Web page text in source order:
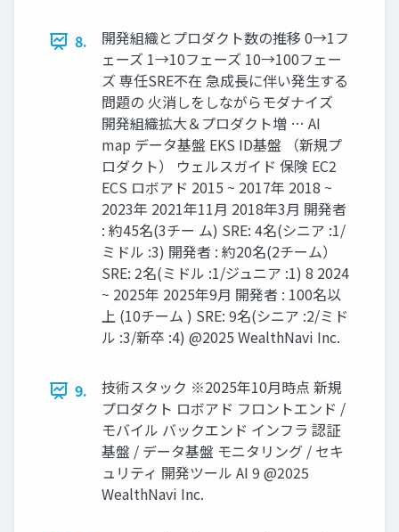
8.
開発組織とプロダクト数の推移 0→1フ
ェーズ 1→10フェーズ 10→100フェー
ズ 専任SRE不在 急成⻑に伴い発⽣する
問題の ⽕消しをしながらモダナイズ
開発組織拡大＆プロダクト増 … AI
map データ基盤 EKS ID基盤 （新規プ
ロダクト） ウェルスガイド 保険 EC2
ECS ロボアド 2015 ~ 2017年 2018 ~
2023年 2021年11月 2018年3月 開発者
: 約45名(3チー ム) SRE: 4名(シニア :1/
ミドル :3) 開発者 : 約20名(2チーム）
SRE: 2名(ミドル :1/ジュニア :1) 8 2024
~ 2025年 2025年9月 開発者 : 100名以
上 (10チーム ) SRE: 9名(シニア :2/ミド
ル :3/新卒 :4) @2025 WealthNavi Inc.
9.
技術スタック ※2025年10⽉時点 新規
プロダクト ロボアド フロントエンド /
モバイル バックエンド インフラ 認証
基盤 / データ基盤 モニタリング / セキ
ュリティ 開発ツール AI 9 @2025
WealthNavi Inc.